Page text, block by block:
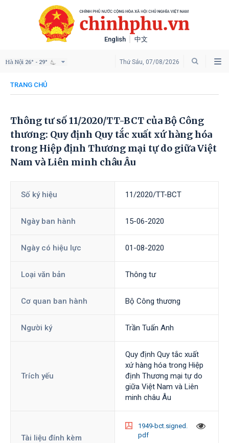
English 中文
Thứ Sáu, 07/08/2026
Hà Nội 26° - 29°
TRANG CHỦ
Thông tư số 11/2020/TT-BCT của Bộ Công
thương: Quy định Quy tắc xuất xứ hàng hóa
trong Hiệp định Thương mại tự do giữa Việt
Nam và Liên minh châu Âu
Số ký hiệu 11/2020/TT-BCT
Ngày ban hành 15-06-2020
Ngày có hiệu lực 01-08-2020
Loại văn bản Thông tư
Cơ quan ban hành Bộ Công thương
Người ký Trần Tuấn Anh
Trích yếu
Quy định Quy tắc xuất
xứ hàng hóa trong Hiệp
định Thương mại tự do
giữa Việt Nam và Liên
minh châu Âu
Tài liệu đính kèm
1949-bct.signed.
pdf